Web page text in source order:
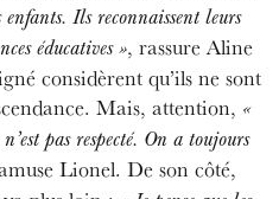
enfants. Ilsreconnaissent leurs
éducatives », rassure Aline
considèrent qu’ils ne sont
Mais, attention, «
pas respecté. On a toujours
Lionel. De son côté,